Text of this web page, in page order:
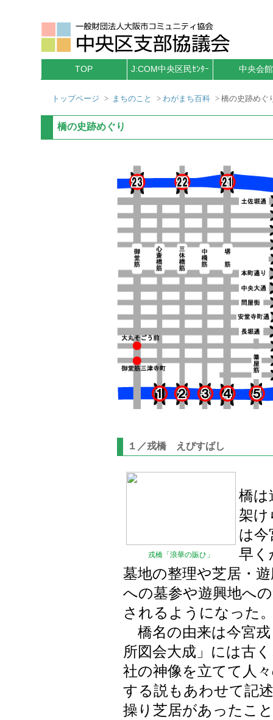
TOP J:COM中央区民ｾﾝﾀｰ 中央会館
トップページ > まちのこと > わがまち百科 > 橋の史跡めぐ
橋の史跡めぐり
１／戎橋 えびすばし
戎橋「浪華の賑ひ」
橋は
架け
は今
早く
墓地の整理や芝居・
への墓参や遊興地へ
されるようになった
橋名の由来は今宮
所図会大成」には古
社の神像を立てて人
する説もあわせて記
操り芝居があったこ